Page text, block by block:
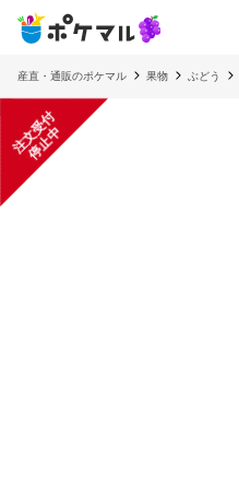
産直・通販のポケマル 果物 ぶどう
注
文
受
付
停
止
中